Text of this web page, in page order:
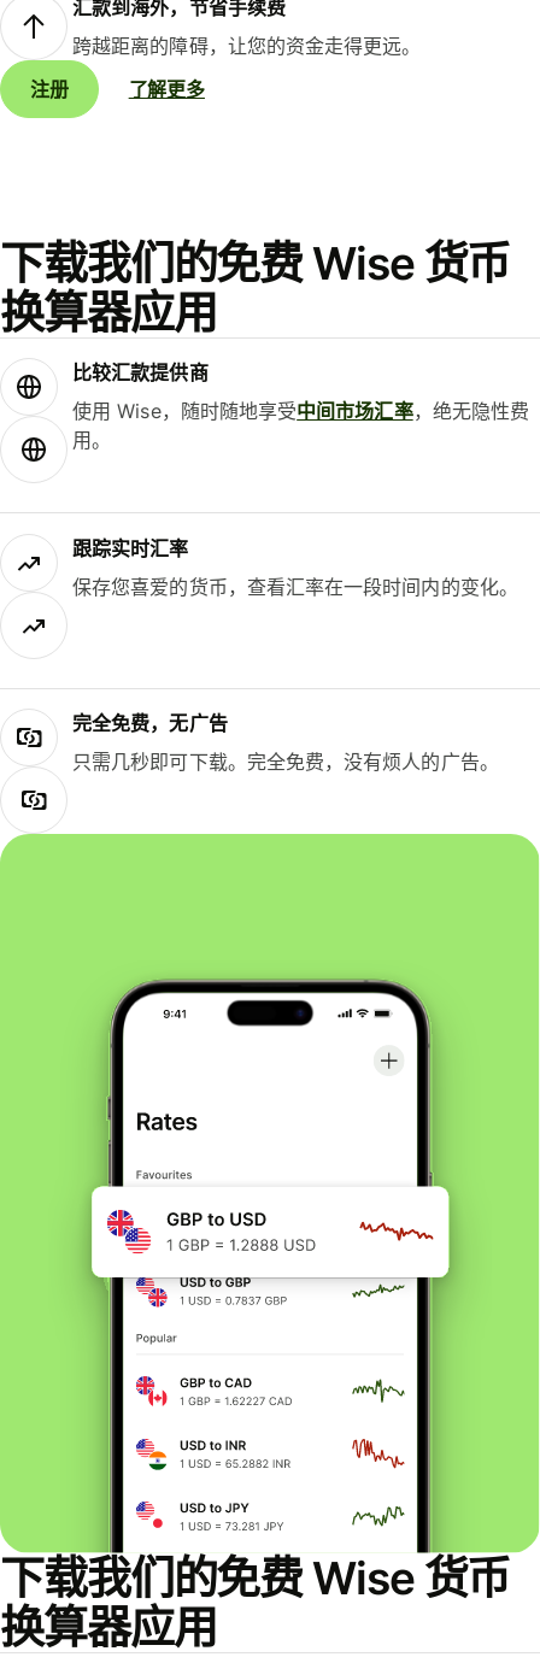
汇款到海外，节省手续费
跨越距离的障碍，让您的资金走得更远。
注册
了解更多
下载我们的免费 Wise 货币
换算器应用
比较汇款提供商
使用 Wise，随时随地享受中间市场汇率，绝无隐性费
用。
跟踪实时汇率
保存您喜爱的货币，查看汇率在一段时间内的变化。
完全免费，无广告
只需几秒即可下载。完全免费，没有烦人的广告。
下载我们的免费 Wise 货币
换算器应用